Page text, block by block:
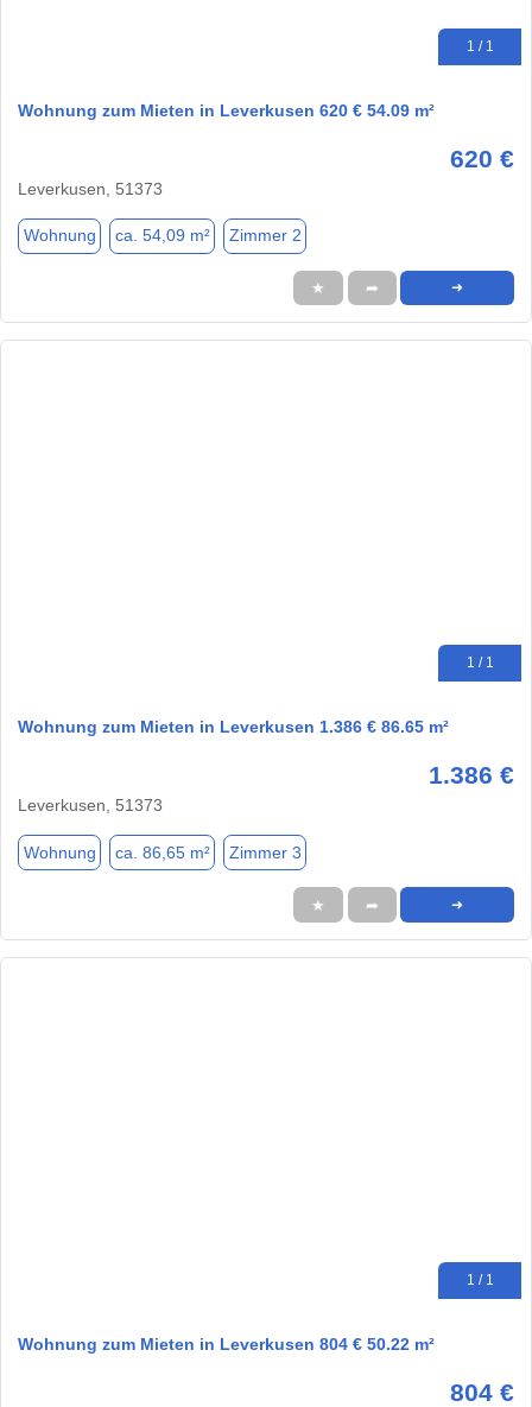
1 / 1
Wohnung zum Mieten in Leverkusen 620 € 54.09 m²
620 €
Leverkusen, 51373
Wohnung ca. 54,09 m² Zimmer 2
★ ➦ ➜
1 / 1
Wohnung zum Mieten in Leverkusen 1.386 € 86.65 m²
1.386 €
Leverkusen, 51373
Wohnung ca. 86,65 m² Zimmer 3
★ ➦ ➜
1 / 1
Wohnung zum Mieten in Leverkusen 804 € 50.22 m²
804 €